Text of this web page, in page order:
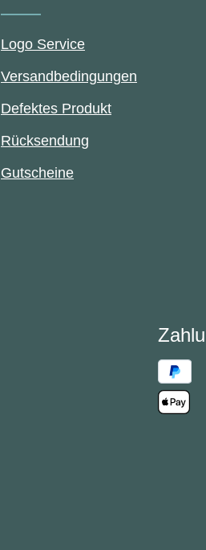
Logo Service
Versandbedingungen
Defektes Produkt
Rücksendung
Gutscheine